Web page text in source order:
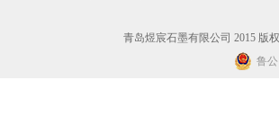
青岛煜宸石墨有限公司 2015 版
鲁公